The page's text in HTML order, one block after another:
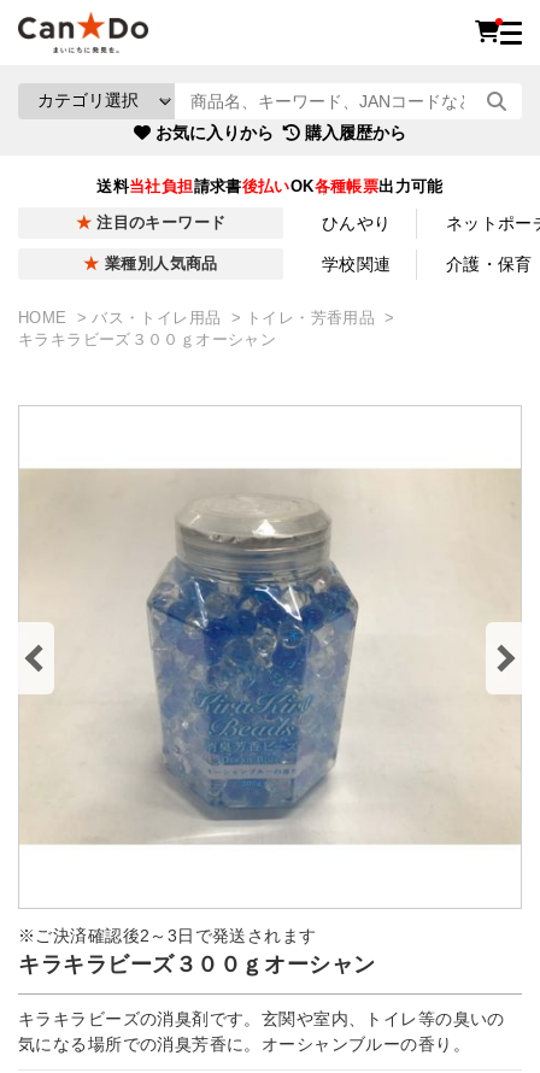
お気に入りから 購入履歴から
送料当社負担請求書後払いOK各種帳票出力可能
注目のキーワード ひんやり ネットポー
業種別人気商品 学校関連 介護・保育
HOME バス・トイレ用品
トイレ・芳香用品
キラキラビーズ３００ｇオーシャン
※ご決済確認後2～3日で発送されます
キラキラビーズ３００ｇオーシャン
キラキラビーズの消臭剤です。玄関や室内、トイレ等の臭いの
気になる場所での消臭芳香に。オーシャンブルーの香り。